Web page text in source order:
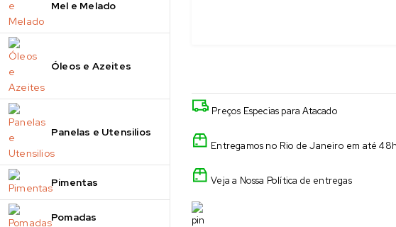
Mel e Melado
Óleos e Azeites
Panelas e Utensilios
Pimentas
Pomadas
Preços Especias para Atacado
Entregamos no Rio de Janeiro em até
Veja a Nossa Política de entregas